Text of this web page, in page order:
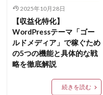
2025年10月28日
【収益化特化】
WordPressテーマ「ゴー
ルドメディア」で稼ぐため
の5つの機能と具体的な戦
略を徹底解説
続きを読む